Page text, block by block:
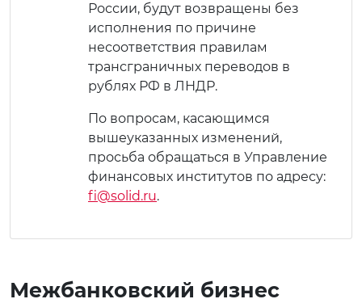
России, будут возвращены без
исполнения по причине
несоответствия правилам
трансграничных переводов в
рублях РФ в ЛНДР.
По вопросам, касающимся
вышеуказанных изменений,
просьба обращаться в Управление
финансовых институтов по адресу:
fi@solid.ru.
Межбанковский бизнес